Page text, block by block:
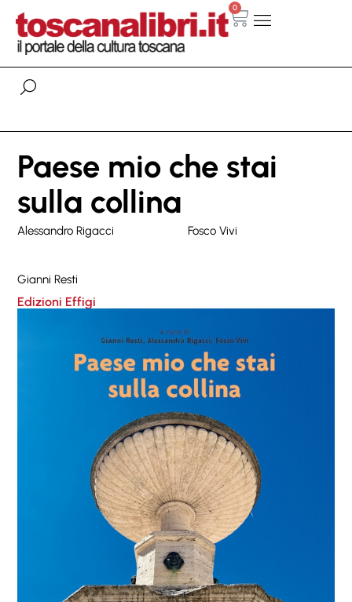
0
Paese mio che stai
sulla collina
Alessandro Rigacci Fosco Vivi
Gianni Resti
Edizioni Effigi